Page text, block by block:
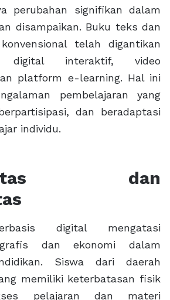
perubahan signifikan dalam
disampaikan. Buku teks dan
telah digantikan
interaktif, video
platform e-learning. Hal ini
pembelajaran yang
dan beradaptasi
individu.
dan
digital mengatasi
dan ekonomi dalam
Siswa dari daerah
memiliki keterbatasan fisik
pelajaran dan materi